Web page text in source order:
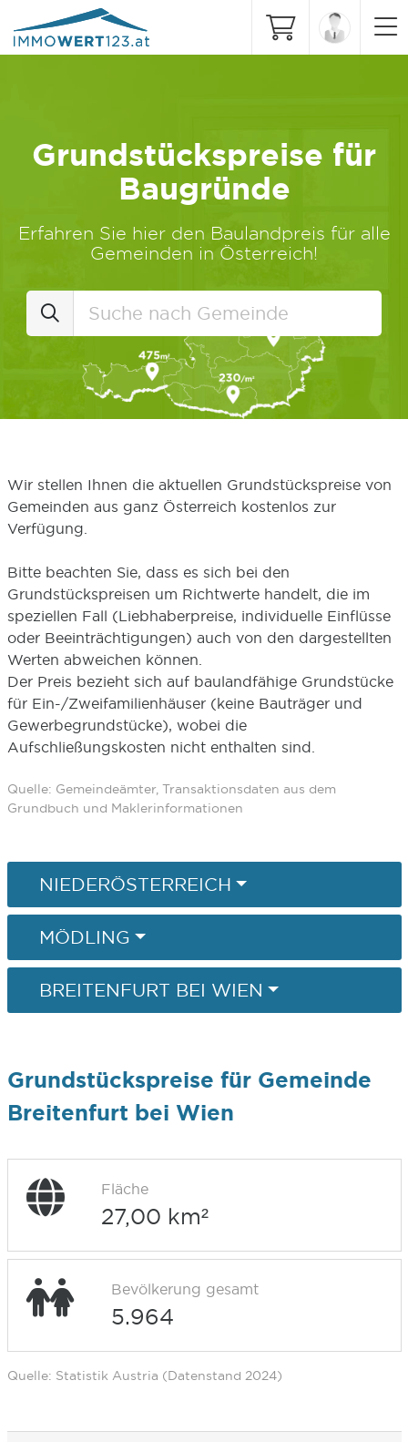
Grundstückspreise für
Baugründe
Erfahren Sie hier den Baulandpreis für alle
Gemeinden in Österreich!
Wir stellen Ihnen die aktuellen Grundstückspreise von
Gemeinden aus ganz Österreich kostenlos zur
Verfügung.
Bitte beachten Sie, dass es sich bei den
Grundstückspreisen um Richtwerte handelt, die im
speziellen Fall (Liebhaberpreise, individuelle Einflüsse
oder Beeinträchtigungen) auch von den dargestellten
Werten abweichen können.
Der Preis bezieht sich auf baulandfähige Grundstücke
für Ein-/Zweifamilienhäuser (keine Bauträger und
Gewerbegrundstücke), wobei die
Aufschließungskosten nicht enthalten sind.
Quelle: Gemeindeämter, Transaktionsdaten aus dem
Grundbuch und Maklerinformationen
NIEDERÖSTERREICH
MÖDLING
BREITENFURT BEI WIEN
Grundstückspreise für Gemeinde
Breitenfurt bei Wien
Fläche
27,00 km²
Bevölkerung gesamt
5.964
Quelle: Statistik Austria (Datenstand 2024)